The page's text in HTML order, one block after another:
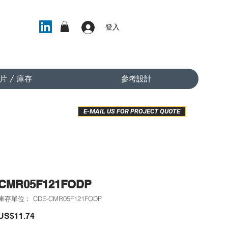
登入
/ 庫存 參考設計
存單位： CDE-CMR05F121FODP
價
E-MAIL US FOR PROJECT QUOTE